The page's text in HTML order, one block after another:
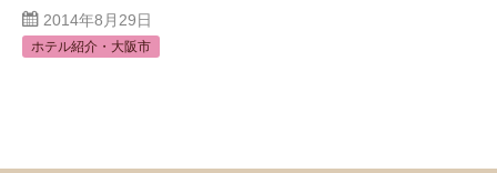
2014年8月29日
ホテル紹介・大阪市